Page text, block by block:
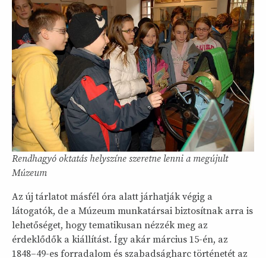
Rendhagyó oktatás helyszíne szeretne lenni a megújult
Múzeum
Az új tárlatot másfél óra alatt járhatják végig a
látogatók, de a Múzeum munkatársai biztosítnak arra is
lehetőséget, hogy tematikusan nézzék meg az
érdeklődők a kiállítást. Így akár március 15-én, az
1848–49-es forradalom és szabadságharc történetét az